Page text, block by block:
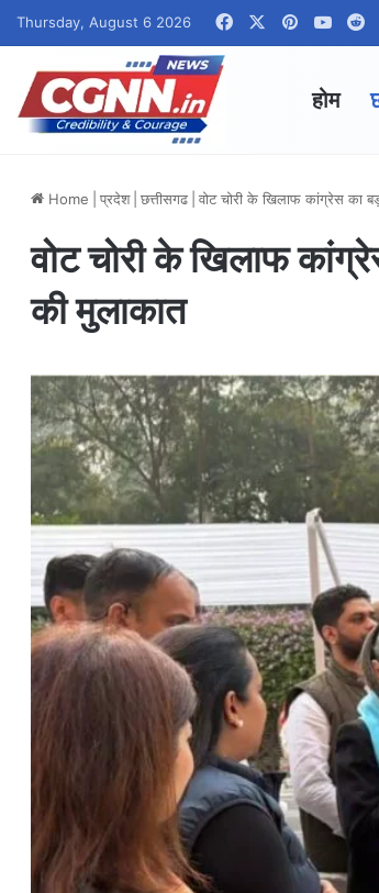
Thursday, August 6 2026 FacebookPinterest
होम
Home प्रदेश छत्तीसगढ वोट चोरी के खिलाफ कांग्रेस का
वोट चोरी के खिलाफ
की मुलाकात